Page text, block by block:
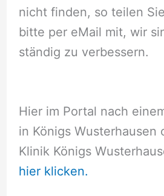
nicht finden, so teilen
bitte per eMail mit, wir
ständig zu verbessern.
Hier im Portal nach
in Königs Wusterhausen
Klinik Königs
hier klicken.